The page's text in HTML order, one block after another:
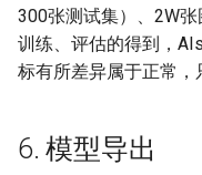
300张测试集）、2W
训练、评估的得到，
标有所差异属于正常，
6. 模型导出